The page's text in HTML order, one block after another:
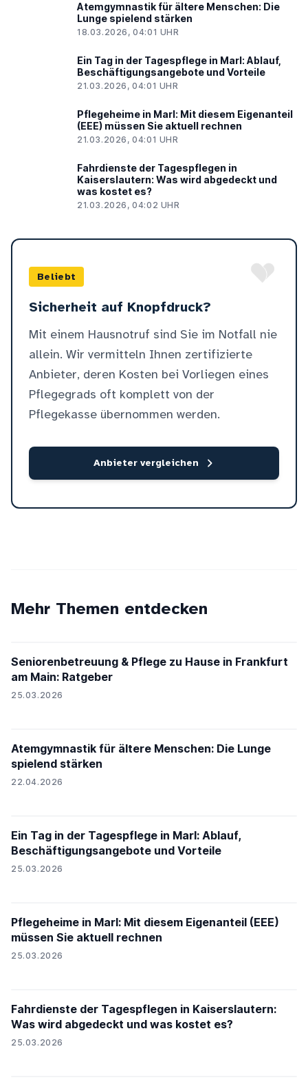
Atemgymnastik für ältere Menschen: Die
Lunge spielend stärken
18.03.2026, 04:01 UHR
Ein Tag in der Tagespflege in Marl: Ablauf,
Beschäftigungsangebote und Vorteile
21.03.2026, 04:01 UHR
Pflegeheime in Marl: Mit diesem Eigenanteil
(EEE) müssen Sie aktuell rechnen
21.03.2026, 04:01 UHR
Fahrdienste der Tagespflegen in
Kaiserslautern: Was wird abgedeckt und
was kostet es?
21.03.2026, 04:02 UHR
Beliebt
Sicherheit auf Knopfdruck?
Mit einem Hausnotruf sind Sie im Notfall nie
allein. Wir vermitteln Ihnen zertifizierte
Anbieter, deren Kosten bei Vorliegen eines
Pflegegrads oft komplett von der
Pflegekasse übernommen werden.
Anbieter vergleichen
Mehr Themen entdecken
Seniorenbetreuung & Pflege zu Hause in Frankfurt
am Main: Ratgeber
25.03.2026
Atemgymnastik für ältere Menschen: Die Lunge
spielend stärken
22.04.2026
Ein Tag in der Tagespflege in Marl: Ablauf,
Beschäftigungsangebote und Vorteile
25.03.2026
Pflegeheime in Marl: Mit diesem Eigenanteil (EEE)
müssen Sie aktuell rechnen
25.03.2026
Fahrdienste der Tagespflegen in Kaiserslautern:
Was wird abgedeckt und was kostet es?
25.03.2026